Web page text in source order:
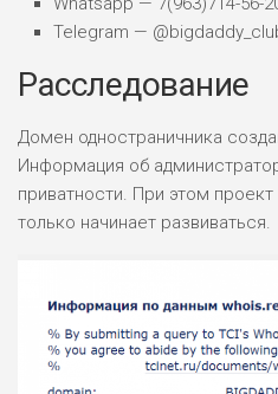
Telegram —
Расследование
Домен одностраничника
Информация об
приватности. При этом
только начинает развиваться.